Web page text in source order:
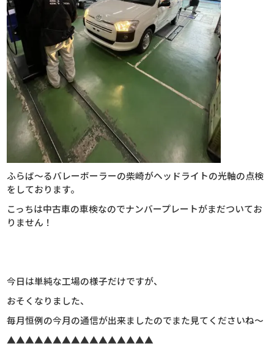
ふらば～るバレーボーラーの柴崎がヘッドライトの光軸の点検
をしております。
こっちは中古車の車検なのでナンバープレートがまだついてお
りません！
今日は単純な工場の様子だけですが、
おそくなりました、
毎月恒例の今月の通信が出来ましたのでまた見てくださいね～
▲▲▲▲▲▲▲▲▲▲▲▲▲▲▲▲